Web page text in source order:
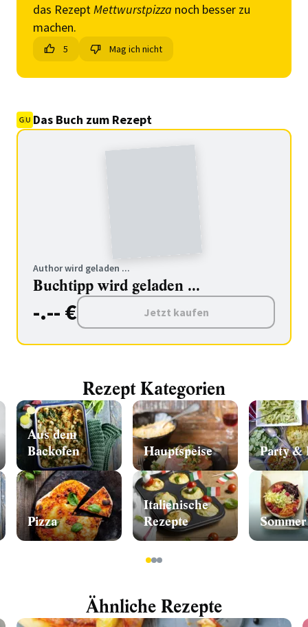
das RezeptMettwurstpizza noch besser zu
machen.
5 Mag ich nicht
Das Buch zum Rezept
Author wird geladen ...
Buchtipp wird geladen ...
-.-- € Jetzt kaufen
Rezept Kategorien
Aus dem
Backofen
Pizza
Hauptspeise
Italienische
Rezepte
Party &
Sommer
123
Ähnliche Rezepte